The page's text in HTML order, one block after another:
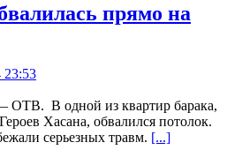
прямо на
23:53
ОТВ. В одной из квартир барака,
Хасана, обвалился потолок.
серьезных травм. [...]